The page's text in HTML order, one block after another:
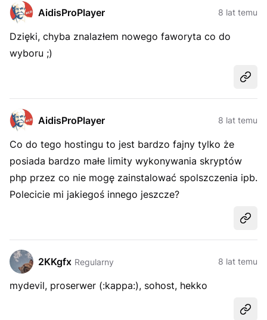
AidisProPlayer 8 lat temu
Dzięki, chyba znalazłem nowego faworyta co do
wyboru ;)
AidisProPlayer 8 lat temu
Co do tego hostingu to jest bardzo fajny tylko że
posiada bardzo małe limity wykonywania skryptów
php przez co nie mogę zainstalować spolszczenia ipb.
Polecicie mi jakiegoś innego jeszcze?
2KKgfx Regularny 8 lat temu
mydevil, proserwer (:kappa:), sohost, hekko